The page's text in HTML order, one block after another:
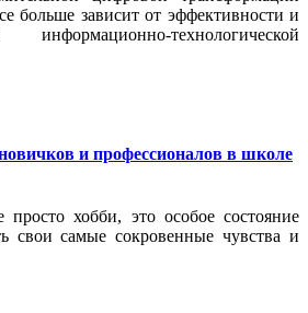
больше зависит от эффективности и
технологической
и профессионалов в школе
хобби, это особое состояние
свои самые сокровенные чувства и